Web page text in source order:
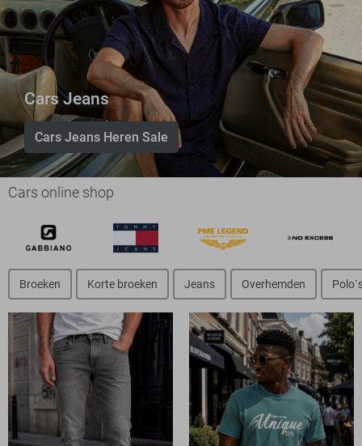
Cars Jeans
Cars Jeans Heren Sale
Cars online shop
Broeken Korte broeken Jeans Overhemden